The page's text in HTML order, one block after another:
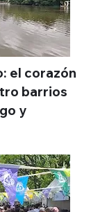
el corazón
barrios
y